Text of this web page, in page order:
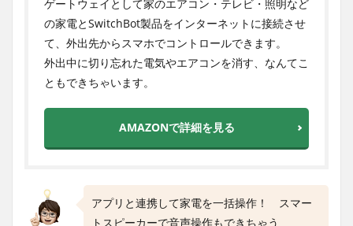
ゲートウェイとして家のエアコン・テレビ・照明など
の家電とSwitchBot製品をインターネットに接続させ
て、外出先からスマホでコントロールできます。
外出中に切り忘れた電気やエアコンを消す、なんてこ
ともできちゃいます。
AMAZONで詳細を見る
アプリと連携して家電を一括操作！ スマー
トスピーカーで音声操作もできちゃう